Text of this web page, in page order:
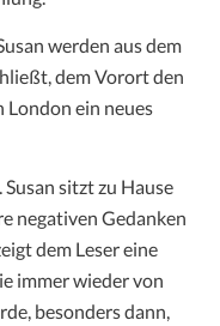
werden aus dem
dem Vorort den
London ein neues
sitzt zu Hause
negativen Gedanken
dem Leser eine
immer wieder von
besonders dann,